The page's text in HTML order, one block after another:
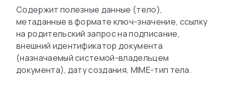
Содержит полезные данные (тело),
метаданные в формате ключ-значение, ссылку
на родительский запрос на подписание,
внешний идентификатор документа
(назначаемый системой-владельцем
документа), дату создания, MIME-тип тела.